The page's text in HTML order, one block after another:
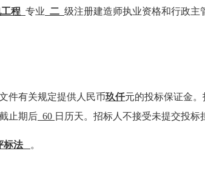
程 专业 二 级注册建造师执业资格和行政主
件有关规定提供人民币玖仟元的投标保证金
止期后 60 日历天。招标人不接受未提交投
标法 。